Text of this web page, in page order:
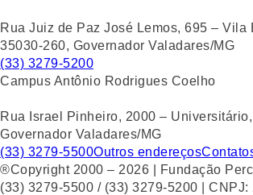
Rua Juiz de Paz José Lemos, 695 – Vila
35030-260, Governador Valadares/MG
(33) 3279-5200
Campus Antônio Rodrigues Coelho
Rua Israel Pinheiro, 2000 –
Governador Valadares/MG
(33) 3279-5500Outros endereços
®Copyright 2000 – 2026 | Fundação
(33) 3279-5500 / (33) 3279-5200 | CNPJ: